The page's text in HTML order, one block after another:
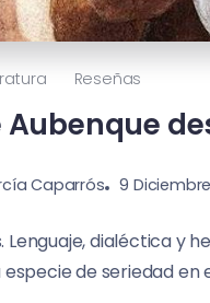
Reseñas
Aubenque
Caparrós 9
Lenguaje, dialéctica y
especie de seriedad en